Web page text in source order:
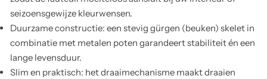
seizoensgewijze kleurwensen.
Duurzame constructie: een stevig gürgen (beuken) skelet in
combinatie met metalen poten garandeert stabiliteit én een
lange levensduur.
Slim en praktisch: het draaimechanisme maakt draaien